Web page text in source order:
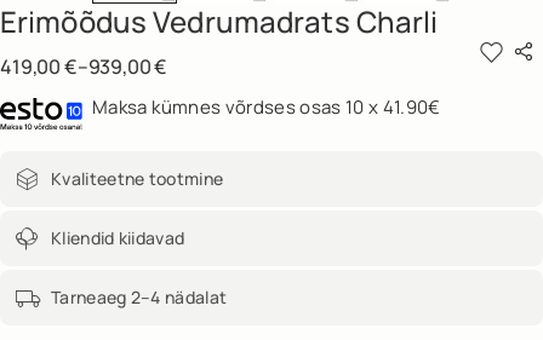
Erimõõdus Vedrumadrats Charli
419,00€–939,00€
Maksa kümnes võrdses osas 10 x 41.90€
Kvaliteetne tootmine
Kliendid kiidavad
Tarneaeg 2–4 nädalat